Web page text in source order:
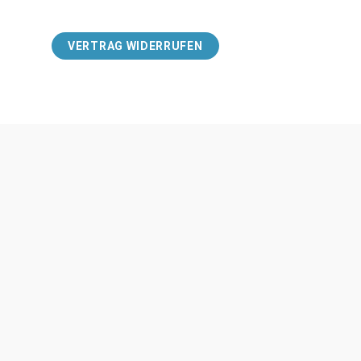
VERTRAG WIDERRUFEN